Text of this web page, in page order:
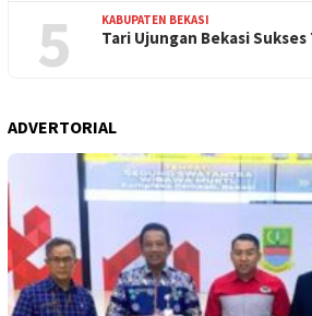
5 KABUPATEN BEKASI
Tari Ujungan Bekasi
ADVERTORIAL